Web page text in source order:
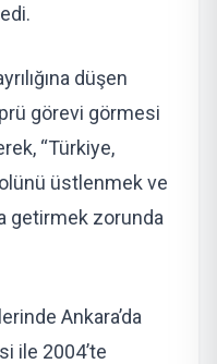
düşen
görevi görmesi
“Türkiye,
üstlenmek ve
getirmek zorunda
Ankara’da
ile 2004’te